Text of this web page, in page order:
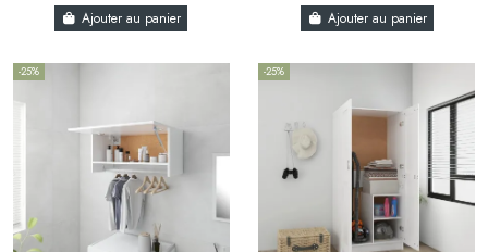
Ajouter au panier Ajouter au panier
-25% -25%